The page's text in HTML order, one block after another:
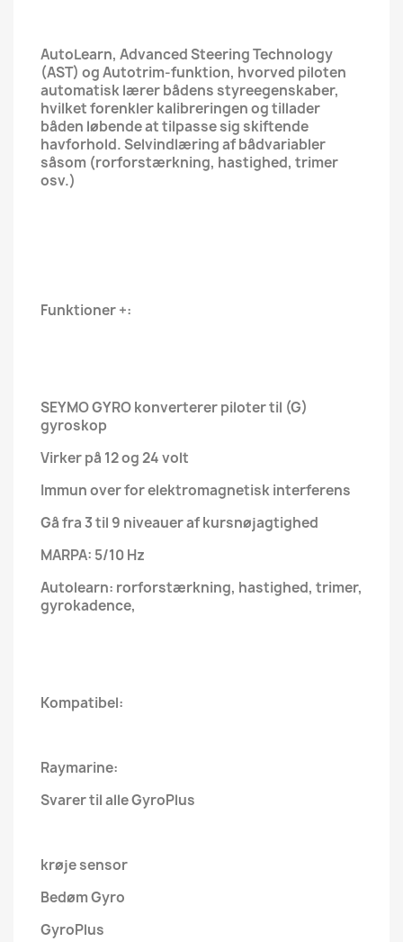
AutoLearn, Advanced Steering Technology
(AST) og Autotrim-funktion, hvorved piloten
automatisk lærer bådens styreegenskaber,
hvilket forenkler kalibreringen og tillader
båden løbende at tilpasse sig skiftende
havforhold. Selvindlæring af bådvariabler
såsom (rorforstærkning, hastighed, trimer
osv.)
Funktioner +:
SEYMO GYRO konverterer piloter til (G)
gyroskop
Virker på 12 og 24 volt
Immun over for elektromagnetisk interferens
Gå fra 3 til 9 niveauer af kursnøjagtighed
MARPA: 5/10 Hz
Autolearn: rorforstærkning, hastighed, trimer,
gyrokadence,
Kompatibel:
Raymarine:
Svarer til alle GyroPlus
krøje sensor
Bedøm Gyro
GyroPlus